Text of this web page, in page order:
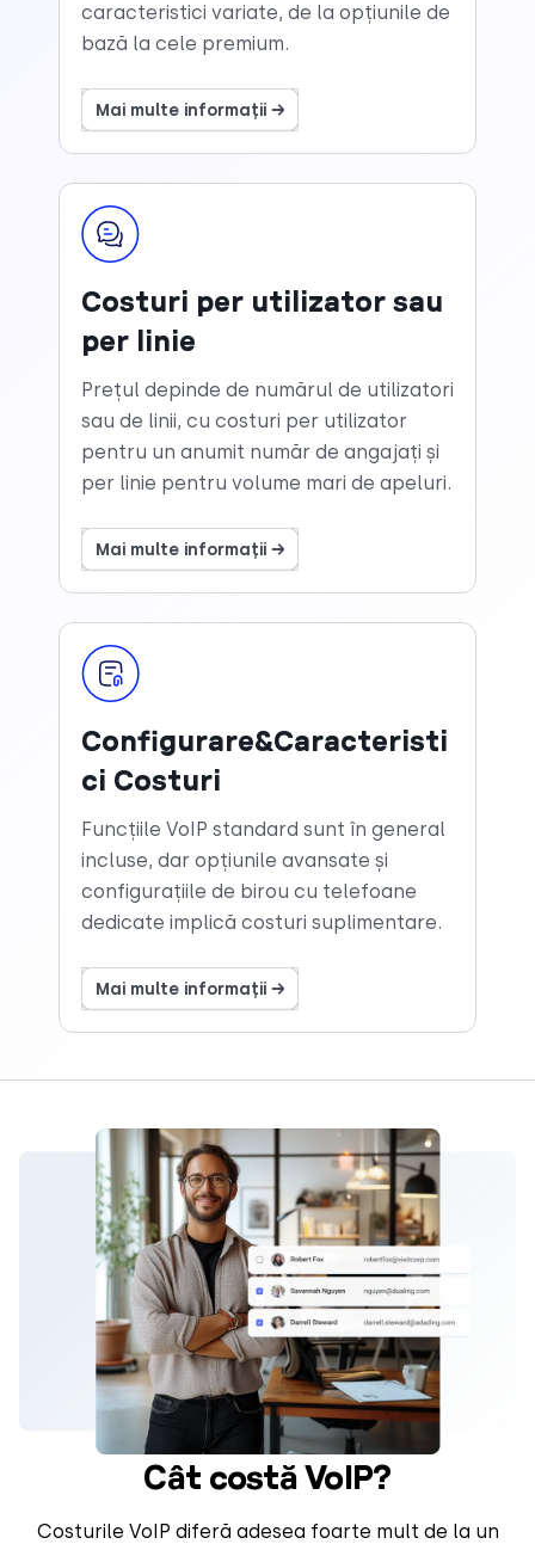
caracteristici variate, de la opțiunile de
bază la cele premium.
Mai multe informații →
Costuri per utilizator sau
per linie
Prețul depinde de numărul de utilizatori
sau de linii, cu costuri per utilizator
pentru un anumit număr de angajați și
per linie pentru volume mari de apeluri.
Mai multe informații →
Configurare&Caracteristi
ci Costuri
Funcțiile VoIP standard sunt în general
incluse, dar opțiunile avansate și
configurațiile de birou cu telefoane
dedicate implică costuri suplimentare.
Mai multe informații →
Cât costă VoIP?
Costurile VoIP diferă adesea foarte mult de la un